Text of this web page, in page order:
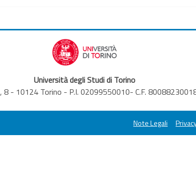
Università degli Studi di Torino
8 - 10124 Torino - P.I. 02099550010- C.F.
Note Legali